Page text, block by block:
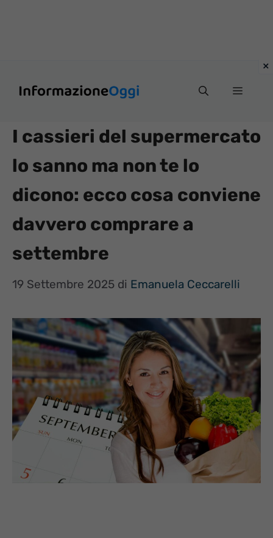
Menu
I cassieri del supermercato
lo sanno ma non te lo
dicono: ecco cosa conviene
davvero comprare a
settembre
19 Settembre 2025 di Emanuela Ceccarelli